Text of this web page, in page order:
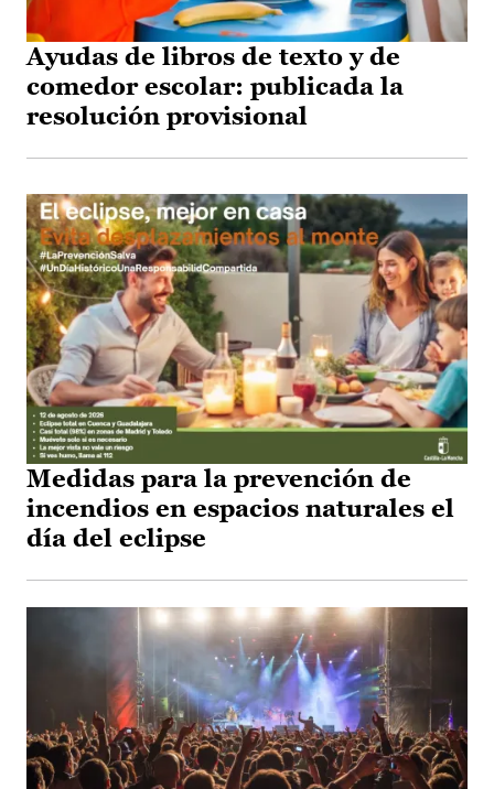
Ayudas de libros de texto y de
comedor escolar: publicada la
resolución provisional
Medidas para la prevención de
incendios en espacios naturales el
día del eclipse